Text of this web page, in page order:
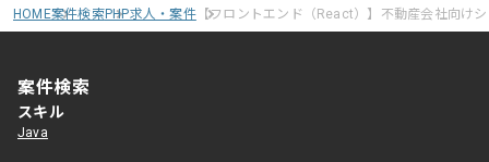
HOME案件検索PHP求人・案件【フロントエンド（React）】不動産会社向け
案件検索
スキル
Java